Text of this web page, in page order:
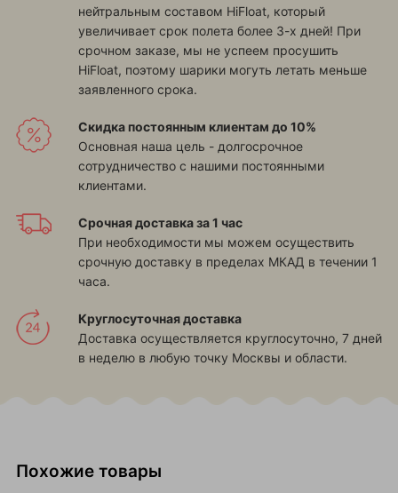
нейтральным составом HiFloat, который
увеличивает срок полета более 3-х дней! При
срочном заказе, мы не успеем просушить
HiFloat, поэтому шарики могуть летать меньше
заявленного срока.
Скидка постоянным клиентам до 10%
Основная наша цель - долгосрочное
сотрудничество с нашими постоянными
клиентами.
Срочная доставка за 1 час
При необходимости мы можем осуществить
срочную доставку в пределах МКАД в течении 1
часа.
Круглосуточная доставка
Доставка осуществляется круглосуточно, 7 дней
в неделю в любую точку Москвы и области.
Похожие товары